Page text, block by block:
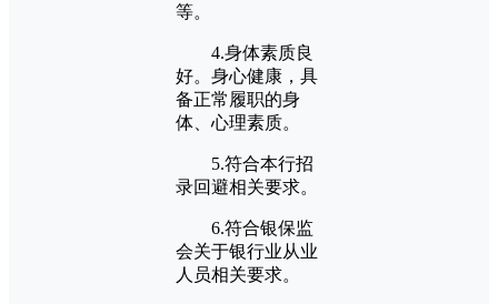
等。
4.身体素质良
好。身心健康，具
备正常履职的身
体、心理素质。
5.符合本行招
录回避相关要求。
6.符合银保监
会关于银行业从业
人员相关要求。